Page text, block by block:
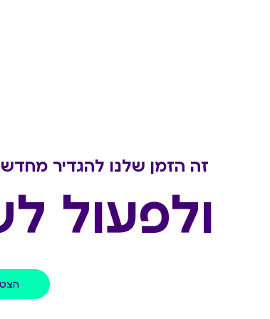
זה הזמן שלנו להגדיר
ולפעול